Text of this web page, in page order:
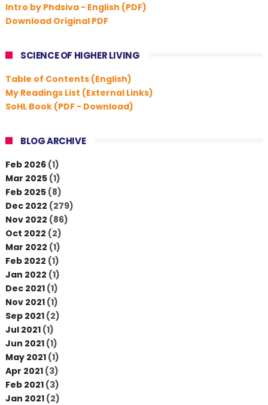
Intro by Phdsiva - English (PDF)
Download Original PDF
SCIENCE OF HIGHER LIVING
Table of Contents (English)
My Readings List (External Links)
SoHL Book (PDF - Download)
BLOG ARCHIVE
Feb 2026(1)
Mar 2025(1)
Feb 2025(8)
Dec 2022 (279)
Nov 2022 (86)
Oct 2022 (2)
Mar 2022 (1)
Feb 2022 (1)
Jan 2022 (1)
Dec 2021(1)
Nov 2021(1)
Sep 2021(2)
Jul 2021(1)
Jun 2021(1)
May 2021(1)
Apr 2021(3)
Feb 2021(3)
Jan 2021(2)